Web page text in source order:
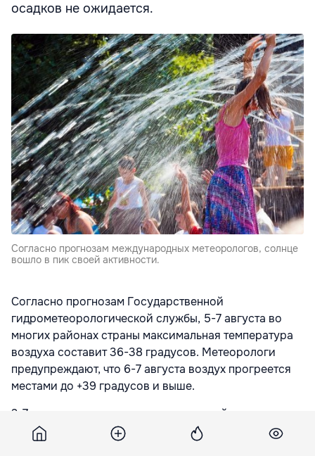
осадков не ожидается.
Согласно прогнозам международных метеорологов, солнце
вошло в пик своей активности.
Согласно прогнозам Государственной
гидрометеорологической службы, 5-7 августа во
многих районах страны максимальная температура
воздуха составит 36-38 градусов. Метеорологи
предупреждают, что 6-7 августа воздух прогреется
местами до +39 градусов и выше.
2-7 августа в южных и части других районов
республики сохранится чрезвычайно высокий риск